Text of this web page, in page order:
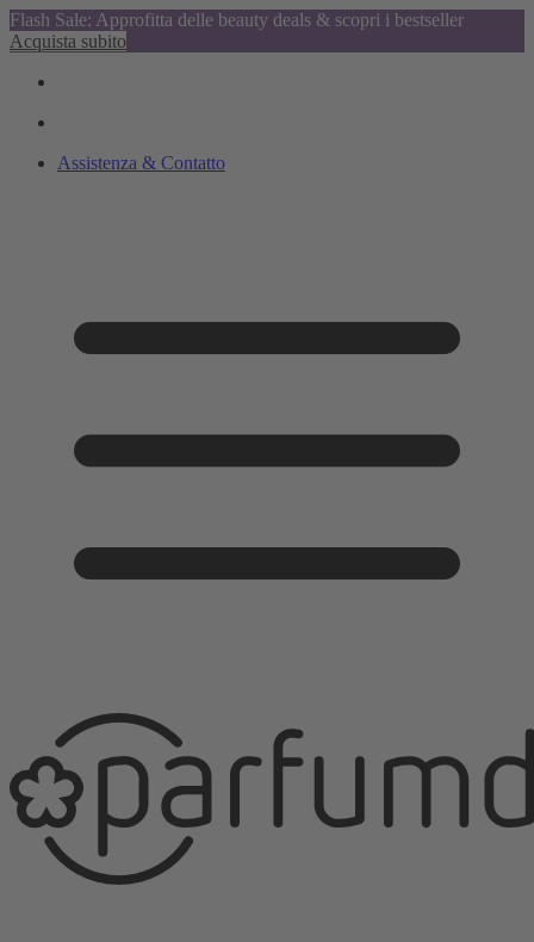
Flash Sale: Approfitta delle beauty deals & scopri i bestseller
Acquista subito
Assistenza & Contatto